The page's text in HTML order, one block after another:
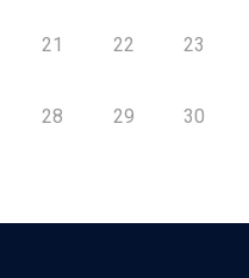
21 22 23
28 29 30